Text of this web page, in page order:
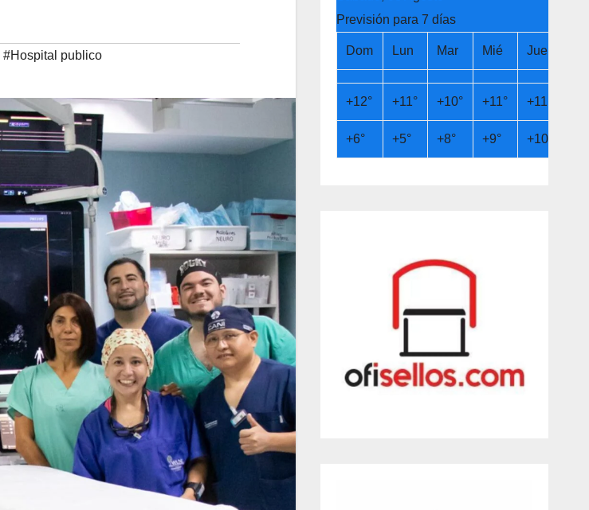
#Hospital publico
Previsión para 7 días
Dom Lun Mar Mié Jue
+12° +11° +10° +11° +11°
+6° +5° +8° +9° +10°